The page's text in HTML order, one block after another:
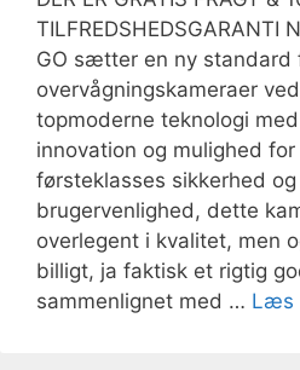
TILFREDSHEDSGARANTI
GO sætter en ny standard
overvågningskameraer
topmoderne teknologi
innovation og mulighed
førsteklasses sikkerhed
brugervenlighed, dette
overlegent i kvalitet, men
billigt, ja faktisk et rigtig
sammenlignet med … Læs